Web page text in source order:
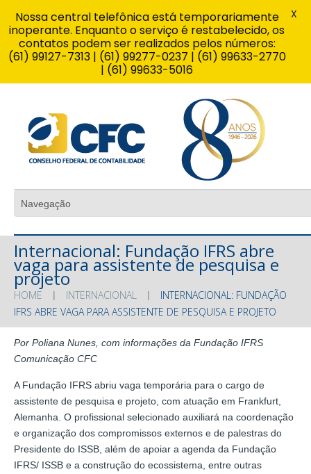
Internacional: Fundação IFRS abre
vaga para assistente de pesquisa e
projeto
HOME INTERNACIONAL
INTERNACIONAL: FUNDAÇÃO
IFRS ABRE VAGA PARA ASSISTENTE DE PESQUISA E PROJETO
Por Poliana Nunes, com informações da Fundação IFRS
Comunicação CFC
A Fundação IFRS abriu vaga temporária para o cargo de
assistente de pesquisa e projeto, com atuação em Frankfurt,
Alemanha. O profissional selecionado auxiliará na coordenação
e organização dos compromissos externos e de palestras do
Presidente do ISSB, além de apoiar a agenda da Fundação
IFRS/ ISSB e a construção do ecossistema, entre outras
Nossa central telefônica está temporariamente
inoperante. Enquanto o serviço é restabelecido, os
contatos podem ser realizados pelos números:
(61) 99127-7313 | (61) 99277-0237 | (61) 99633-2770
| (61) 99633-5016
X